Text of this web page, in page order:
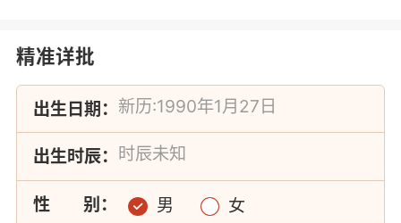
精准详批
出生日期：
出生时辰：
性 别： 男 女